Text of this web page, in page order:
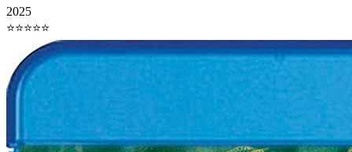
2025
⭐⭐⭐⭐⭐